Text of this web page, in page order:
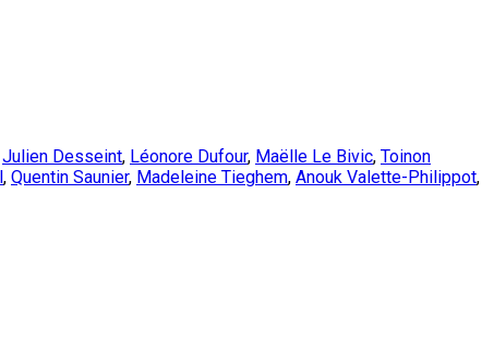
Julien Desseint, Léonore Dufour, Maëlle Le Bivic, Toinon
, Quentin Saunier, Madeleine Tieghem, Anouk Valette-Philippot,